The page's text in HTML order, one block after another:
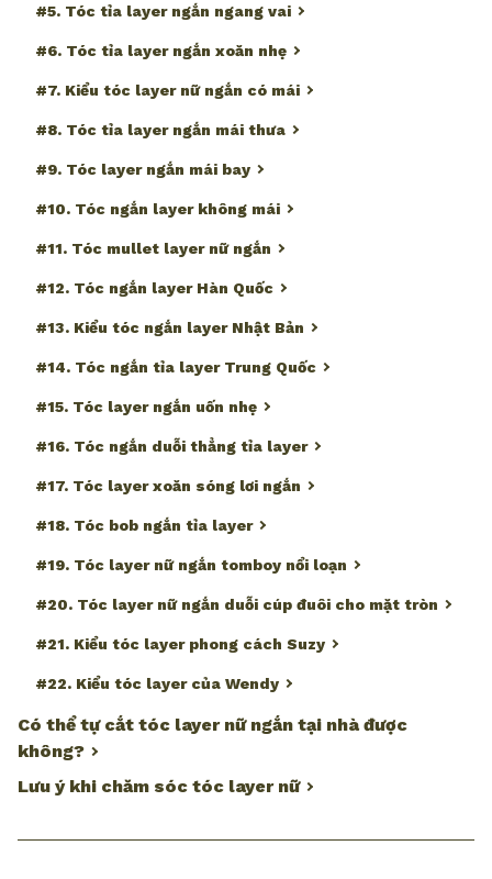
#5. Tóc tỉa layer ngắn ngang vai
#6. Tóc tỉa layer ngắn xoăn nhẹ
#7. Kiểu tóc layer nữ ngắn có mái
#8. Tóc tỉa layer ngắn mái thưa
#9. Tóc layer ngắn mái bay
#10. Tóc ngắn layer không mái
#11. Tóc mullet layer nữ ngắn
#12. Tóc ngắn layer Hàn Quốc
#13. Kiểu tóc ngắn layer Nhật Bản
#14. Tóc ngắn tỉa layer Trung Quốc
#15. Tóc layer ngắn uốn nhẹ
#16. Tóc ngắn duỗi thẳng tỉa layer
#17. Tóc layer xoăn sóng lơi ngắn
#18. Tóc bob ngắn tỉa layer
#19. Tóc layer nữ ngắn tomboy nổi loạn
#20. Tóc layer nữ ngắn duỗi cúp đuôi cho mặt tròn
#21. Kiểu tóc layer phong cách Suzy
#22. Kiểu tóc layer của Wendy
Có thể tự cắt tóc layer nữ ngắn tại nhà được
không?
Lưu ý khi chăm sóc tóc layer nữ